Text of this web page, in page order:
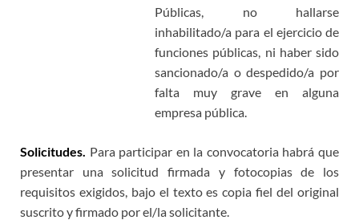
Públicas, no hallarse
inhabilitado/a para el ejercicio de
funciones públicas, ni haber sido
sancionado/a o despedido/a por
falta muy grave en alguna
empresa pública.
Solicitudes. Para participar en la convocatoria habrá que
presentar una solicitud firmada y fotocopias de los
requisitos exigidos, bajo el texto es copia fiel del original
suscrito y firmado por el/la solicitante.